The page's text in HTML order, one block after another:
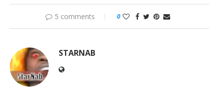
5 comments 0
STARNAB